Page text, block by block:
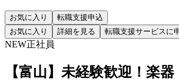
お気に入り
転職支援申込
お気に入り
詳細を見る 転職支援サービスに
NEW正社員
【富山】未経験歓迎！楽